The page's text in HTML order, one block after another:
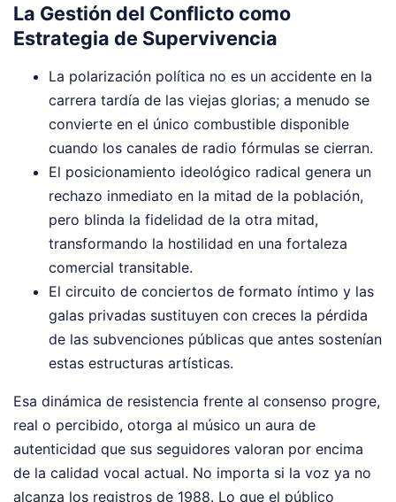
La Gestión del Conflicto como
Estrategia de Supervivencia
La polarización política no es un accidente en la
carrera tardía de las viejas glorias; a menudo se
convierte en el único combustible disponible
cuando los canales de radio fórmulas se cierran.
El posicionamiento ideológico radical genera un
rechazo inmediato en la mitad de la población,
pero blinda la fidelidad de la otra mitad,
transformando la hostilidad en una fortaleza
comercial transitable.
El circuito de conciertos de formato íntimo y las
galas privadas sustituyen con creces la pérdida
de las subvenciones públicas que antes sostenían
estas estructuras artísticas.
Esa dinámica de resistencia frente al consenso progre,
real o percibido, otorga al músico un aura de
autenticidad que sus seguidores valoran por encima
de la calidad vocal actual. No importa si la voz ya no
alcanza los registros de 1988. Lo que el público